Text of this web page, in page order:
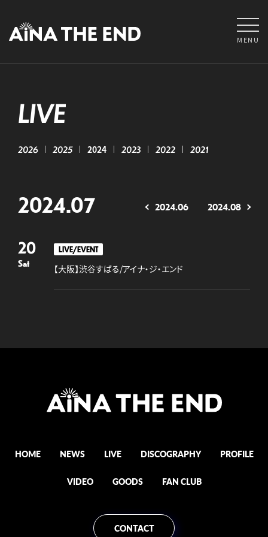
MENU
LIVE
2026 2025 2024 2023 2022 2021
2024.07 2024.06 2024.08
20
Sat
LIVE/EVENT
【大阪】渋谷すばる/アイナ・ジ・エンド
HOME NEWS LIVE DISCOGRAPHY PROFILE
VIDEO GOODS FAN CLUB
CONTACT